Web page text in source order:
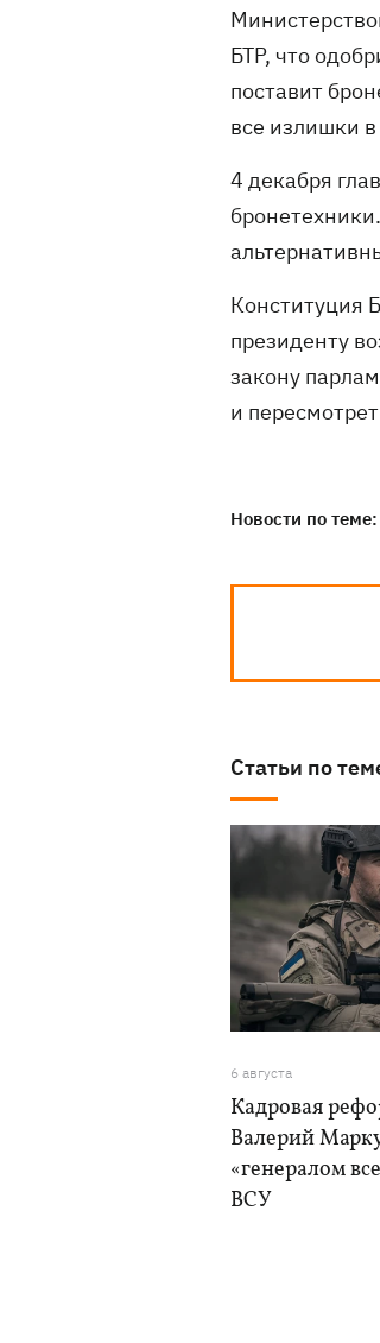
БТР, что
поставит
все излишки
4 декабря
Конституция
президенту
закону
и
Новости по теме:
Статьи по
6 августа
Кадровая
Валерий
«генералом
ВСУ